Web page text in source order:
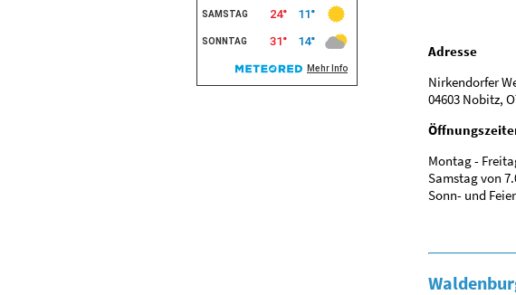
Adresse
Nirkendorfer
04603 Nobitz,
Montag -
Samstag von
Sonn- und